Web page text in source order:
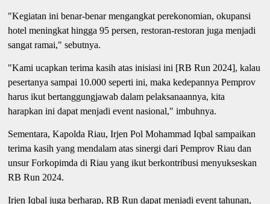
"Kegiatan ini benar-benar mengangkat perekonomian, okupansi
hotel meningkat hingga 95 persen, restoran-restoran juga menjadi
sangat ramai," sebutnya.
"Kami ucapkan terima kasih atas inisiasi ini [RB Run 2024], kalau
pesertanya sampai 10.000 seperti ini, maka kedepannya Pemprov
harus ikut bertanggungjawab dalam pelaksanaannya, kita
harapkan ini dapat menjadi event nasional," imbuhnya.
Sementara, Kapolda Riau, Irjen Pol Mohammad Iqbal sampaikan
terima kasih yang mendalam atas sinergi dari Pemprov Riau dan
unsur Forkopimda di Riau yang ikut berkontribusi menyukseskan
RB Run 2024.
Irjen Iqbal juga berharap, RB Run dapat menjadi event tahunan,